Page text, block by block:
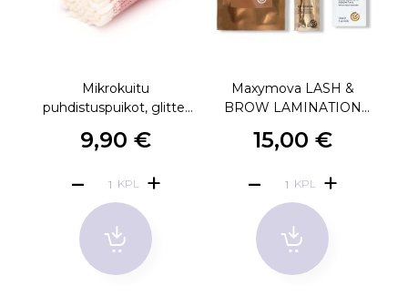
Mikrokuitu
puhdistuspuikot, glitter
9,90 €
KPL
Maxymova LASH &
BROW LAMINATION
15,00 €
KPL